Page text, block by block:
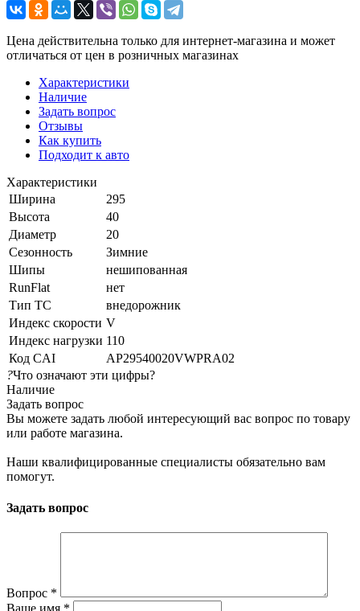
Цена действительна только для интернет-магазина и может
отличаться от цен в розничных магазинах
Характеристики
Наличие
Задать вопрос
Отзывы
Как купить
Подходит к авто
Характеристики
Ширина
295
Высота
40
Диаметр
20
Сезонность
Зимние
Шипы
нешипованная
RunFlat
нет
Тип ТС
внедорожник
Индекс скорости V
Индекс нагрузки 110
Код CAI
AP29540020VWPRA02
?Что означают эти цифры?
Наличие
Задать вопрос
Вы можете задать любой интересующий вас вопрос по товару
или работе магазина.
Наши квалифицированные специалисты обязательно вам
помогут.
Задать вопрос
Вопрос *